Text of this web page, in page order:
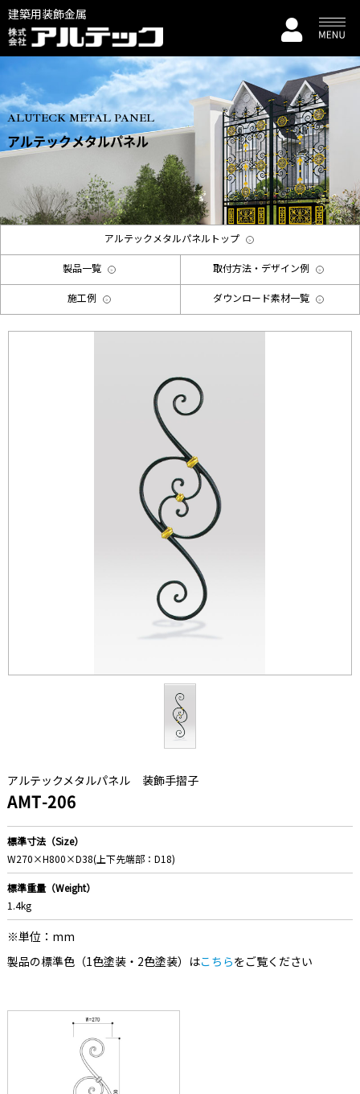
建築用装飾金属
ALUTECK METAL PANEL
アルテックメタルパネル
アルテックメタルパネルトップ
製品一覧 取付方法・デザイン例
施工例 ダウンロード素材一覧
アルテックメタルパネル 装飾手摺子
AMT-206
標準寸法（Size）
W270×H800×D38(上下先端部：D18)
標準重量（Weight）
1.4kg
※単位：mm
製品の標準色（1色塗装・2色塗装）はこちらをご覧ください